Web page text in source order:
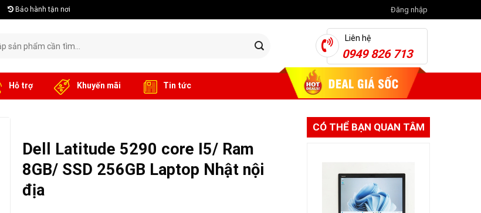
Bảo hành tận nơi Đăng nhập
Liên hệ
0949 826 713
Hỗ trợ Khuyến mãi Tin tức
Dell Latitude 5290 core I5/ Ram
8GB/ SSD 256GB Laptop Nhật nội
địa
CÓ THỂ BẠN QUAN TÂM